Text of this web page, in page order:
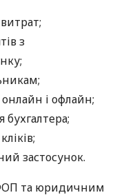
з
онлайн і офлайн;
застосунок.
та юридичним